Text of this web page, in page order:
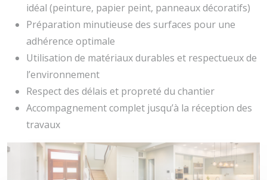
idéal (peinture, papier peint, panneaux décoratifs)
Préparation minutieuse des surfaces pour une
adhérence optimale
Utilisation de matériaux durables et respectueux de
l’environnement
Respect des délais et propreté du chantier
Accompagnement complet jusqu’à la réception des
travaux